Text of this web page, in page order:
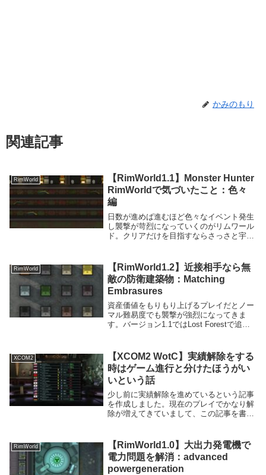
かみのもり
関連記事
RimWorld
【RimWorld1.1】Monster Hunter
RimWorldで気づいたこと：色々
編
日数が進めば進むほど色々なイベント発生
し襲撃が苛烈になっていくのがリムワール
ド。クリアだけを目指すならさっさと宇宙
るだけ長いことプレイしていたい。でもそ
うなると襲...
RimWorld
【RimWorld1.2】近接相手なら無
敵の防衛建築物：Matching
Embrasures
資産価値をもりもり上げるプレイだとノー
マル難易度でも襲撃が強烈になってきま
す。バージョン1.1ではLost Forestで追加
いないため1.2に対応するものを探して...
XCOM2
【XCOM2 WotC】実績解除をする
時はゲーム進行と分けたほうがい
いという話
少し前に実績解除を進めているという記事
を作成しました。現在のプレイでかなり解
除が増えてきていまして、この記事を書い
常プレイで取得可能なものが2個、難易度
を変更す...
RimWorld
【RimWorld1.0】大出力発電機で
電力問題を解消：advanced
powergeneration